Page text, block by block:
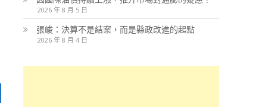
2026 年 8 月 5 日
張峻：決算不是結案，而是縣政改進的起點
2026 年 8 月 4 日